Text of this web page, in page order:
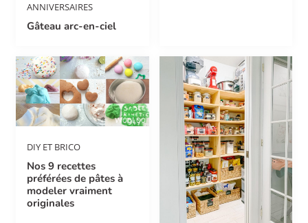
ANNIVERSAIRES
Gâteau arc-en-ciel
DIY ET BRICO
Nos 9 recettes
préférées de pâtes à
modeler vraiment
originales